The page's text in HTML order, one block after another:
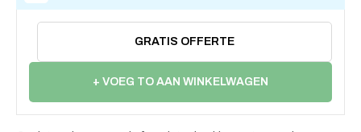
GRATIS OFFERTE
+ VOEG TO AAN WINKELWAGEN